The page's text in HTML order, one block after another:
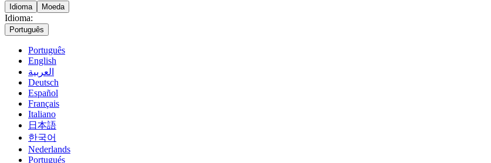
Idioma Moeda
Idioma:
Português
Português
English
العربية
Deutsch
Español
Français
Italiano
日本語
한국어
Nederlands
Portugués